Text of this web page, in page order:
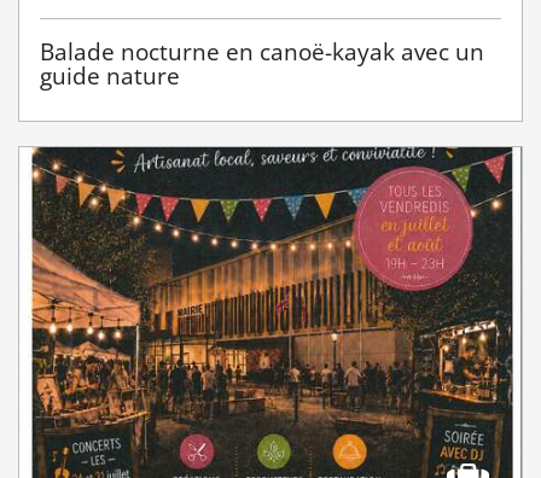
Balade nocturne en canoë-kayak avec un
guide nature